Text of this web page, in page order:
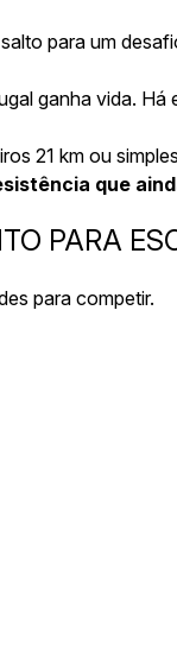
para um
ganha vida.
21 km ou
que
PARA
para competir.